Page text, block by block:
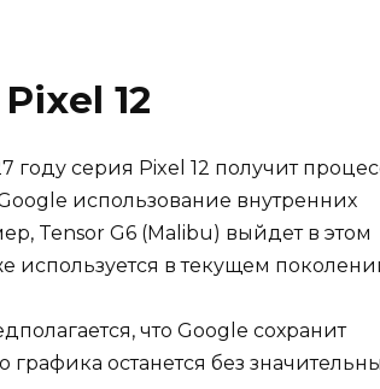
12
серия Pixel 12 получит
использование внутренних
Tensor G6 (Malibu) выйдет в этом
используется в текущем
что Google сохранит
графика останется без